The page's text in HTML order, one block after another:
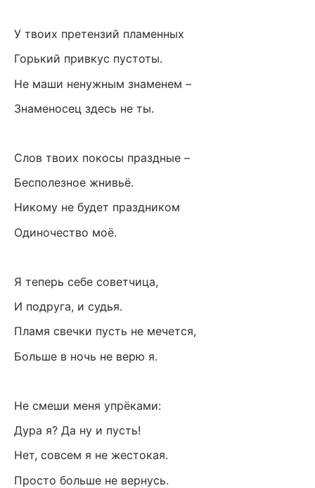
У твоих претензий пламенных
Горький привкус пустоты.
Не маши ненужным знаменем –
Знаменосец здесь не ты.
Слов твоих покосы праздные –
Бесполезное жнивьё.
Никому не будет праздником
Одиночество моё.
Я теперь себе советчица,
И подруга, и судья.
Пламя свечки пусть не мечется,
Больше в ночь не верю я.
Не смеши меня упрёками:
Дура я? Да ну и пусть!
Нет, совсем я не жестокая.
Просто больше не вернусь.